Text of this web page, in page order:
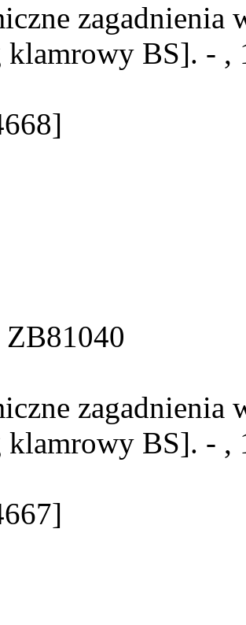
zagadnienia
klamrowy BS]. - ,
zagadnienia
klamrowy BS]. - ,